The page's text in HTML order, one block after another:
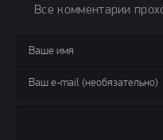
Все комментарии